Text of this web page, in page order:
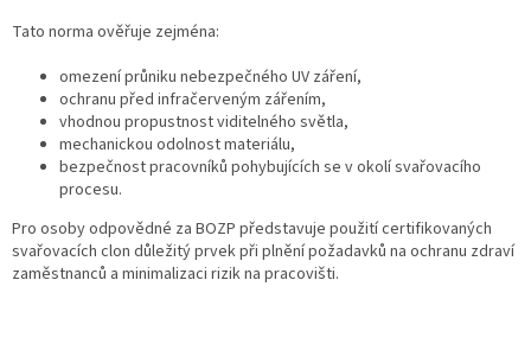
Tato norma ověřuje zejména:
omezení průniku nebezpečného UV záření,
ochranu před infračerveným zářením,
vhodnou propustnost viditelného světla,
mechanickou odolnost materiálu,
bezpečnost pracovníků pohybujících se v okolí svařovacího
procesu.
Pro osoby odpovědné za BOZP představuje použití certifikovaných
svařovacích clon důležitý prvek při plnění požadavků na ochranu zdraví
zaměstnanců a minimalizaci rizik na pracovišti.